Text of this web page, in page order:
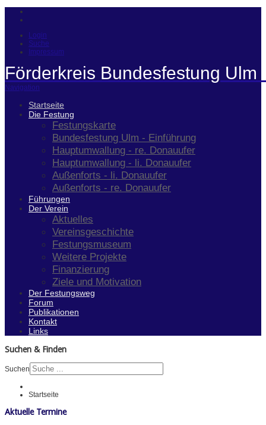
Login
Suche
Impressum
Förderkreis Bundesfestung Ulm
Navigation
Startseite
Die Festung
Festungskarte
Bundesfestung Ulm - Einführung
Hauptumwallung - re. Donauufer
Hauptumwallung - li. Donauufer
Außenforts - li. Donauufer
Außenforts - re. Donauufer
Führungen
Der Verein
Aktuelles
Vereinsgeschichte
Festungsmuseum
Weitere Projekte
Finanzierung
Ziele und Motivation
Der Festungsweg
Forum
Publikationen
Kontakt
Links
Suchen & Finden
Suchen
Startseite
Aktuelle Termine